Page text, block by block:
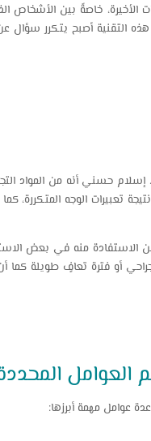
الأخيرة، خاصةً بين
حسني أنه من المواد
تعبيرات الوجه
منه في بعض